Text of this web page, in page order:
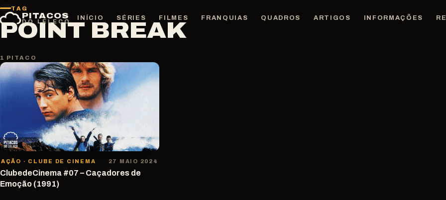
Pular
para
PITACOS
DO LELECO
INÍCIO SÉRIES FILMES FRANQUIAS QUADROS ARTIGOS INFORMAÇÕES
TAG
POINT BREAK
1 PITACO
AÇÃO · CLUBE DE CINEMA 27 MAIO 2024
ClubedeCinema #07 – Caçadores de
Emoção (1991)